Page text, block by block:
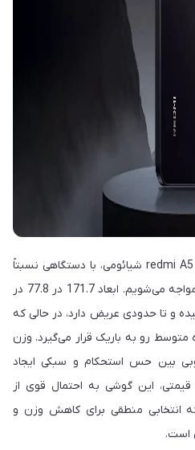
در نگاه اول هنگام بررسی گوشی redmi A5 شیائومی، با دستگاهی نسبتاً
بزرگ و در عین حال خوش‌دست مواجه می‌شویم. ابعاد 171.7 در 77.8 در
و تا حدودی عریض دارد، در حالی که
رده متوسط رو به باریک قرار می‌گیرد. وزن
بین حس استحکام و سبکی ایجاد
این گوشی به احتمال قوی از
انتخابی منطقی برای کاهش وزن و
است.